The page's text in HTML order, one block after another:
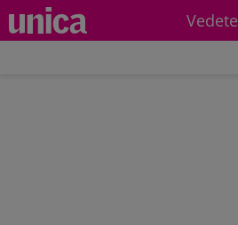
Vedete